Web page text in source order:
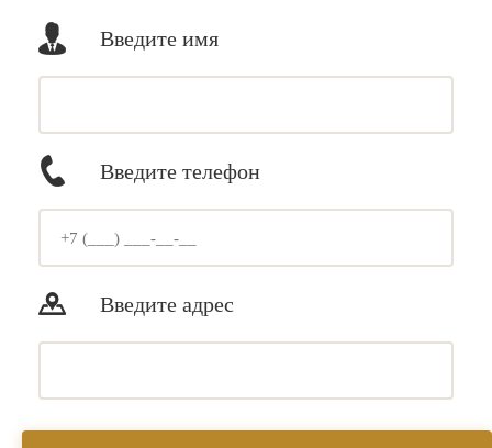
Введите имя
Введите телефон
Введите адрес